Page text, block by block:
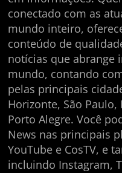
conectado com as
mundo inteiro,
conteúdo de
notícias que abrange
mundo, contando
pelas principais
Horizonte, São Paulo,
Porto Alegre. Você
News nas principais
YouTube e CosTV, e
incluindo Instagram,